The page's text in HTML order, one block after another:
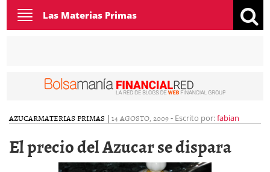
Toggle
navigation
Las Materias Primas
AZUCARMATERIAS PRIMAS | 14 AGOSTO, 2009- Escrito por:fabian
El precio del Azucar se dispara